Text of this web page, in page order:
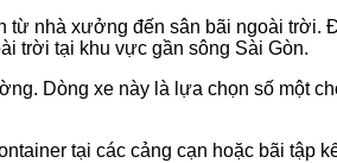
nhà xưởng đến sân bãi ngoài trời.
trời tại khu vực gần sông Sài Gòn.
Dòng xe này là lựa chọn số một
tại các cảng cạn hoặc bãi tập